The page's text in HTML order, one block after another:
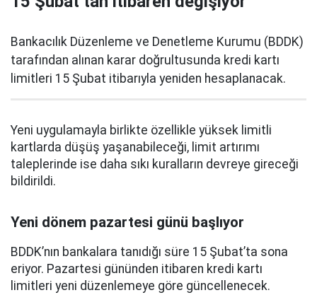
Bankacılık Düzenleme ve Denetleme Kurumu (BDDK)
tarafından alınan karar doğrultusunda kredi kartı
limitleri 15 Şubat itibarıyla yeniden hesaplanacak.
Yeni uygulamayla birlikte özellikle yüksek limitli
kartlarda düşüş yaşanabileceği, limit artırımı
taleplerinde ise daha sıkı kuralların devreye gireceği
bildirildi.
Yeni dönem pazartesi günü başlıyor
BDDK’nın bankalara tanıdığı süre 15 Şubat’ta sona
eriyor. Pazartesi gününden itibaren kredi kartı
limitleri yeni düzenlemeye göre güncellenecek.